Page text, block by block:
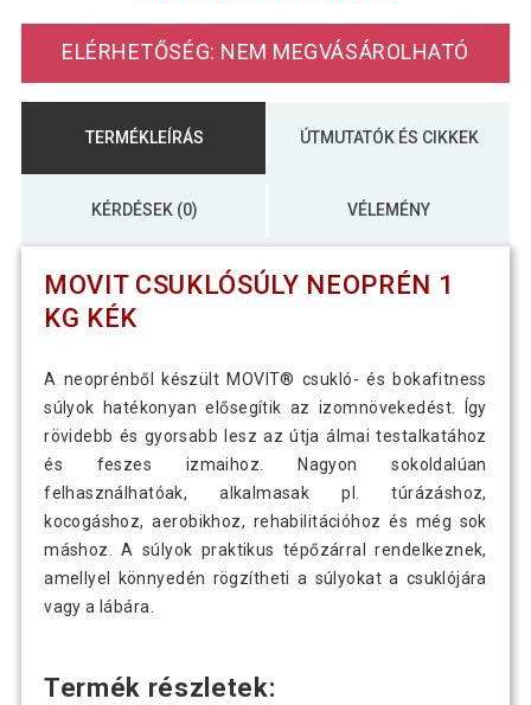
ELÉRHETŐSÉG: NEM MEGVÁSÁROLHATÓ
TERMÉKLEÍRÁS ÚTMUTATÓK ÉS CIKKEK
KÉRDÉSEK (0) VÉLEMÉNY
MOVIT CSUKLÓSÚLY NEOPRÉN 1
KG KÉK
A neoprénből készült MOVIT® csukló- és bokafitness
súlyok hatékonyan elősegítik az izomnövekedést. Így
rövidebb és gyorsabb lesz az útja álmai testalkatához
és feszes izmaihoz. Nagyon sokoldalúan
felhasználhatóak, alkalmasak pl. túrázáshoz,
kocogáshoz, aerobikhoz, rehabilitációhoz és még sok
máshoz. A súlyok praktikus tépőzárral rendelkeznek,
amellyel könnyedén rögzítheti a súlyokat a csuklójára
vagy a lábára.
Termék részletek: